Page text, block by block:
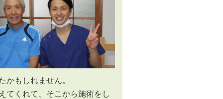
かもしれません。
てくれて、そこから施術をし